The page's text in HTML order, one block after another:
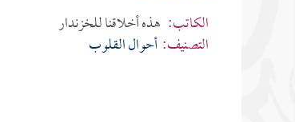
الكاتب: هذه أخلاقنا للخزندار
التصنيف:أحوال القلوب